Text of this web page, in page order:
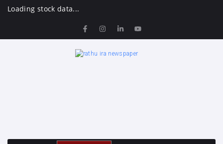
Loading stock data...